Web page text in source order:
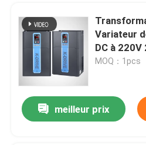
Variateur
DC à 220V
MOQ：1pcs
meilleur prix